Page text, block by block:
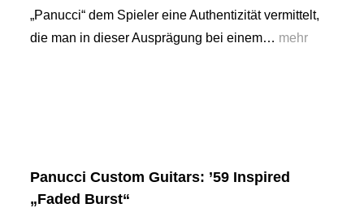
„Panucci“ dem Spieler eine Authentizität vermittelt,
die man in dieser Ausprägung bei einem… mehr
Panucci Custom Guitars: ’59 Inspired
„Faded Burst“